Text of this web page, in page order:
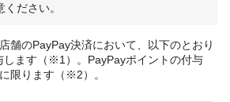
ださい。
舗のPayPay決済において、以下のとおり
します（※1）。PayPayポイントの付与
限ります（※2）。